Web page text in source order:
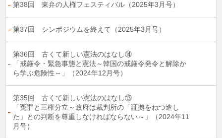
第38回 東弁の人権フェスティバル（2025年3月号）
第37回 シンポジウムを終えて（2025年3月号）
第36回 古くて新しい憲法のはなし⑭
「戒厳令・緊急事態と憲法～韓国の戒厳令発令と解除か
ら学ぶ危険性～」（2024年12月号）
第35回 古くて新しい憲法のはなし⑬
「冤罪と三権分立～政府は裁判所の「証拠をねつ造し
た」との判断を尊重しなければならない～」（2024年11
月号）